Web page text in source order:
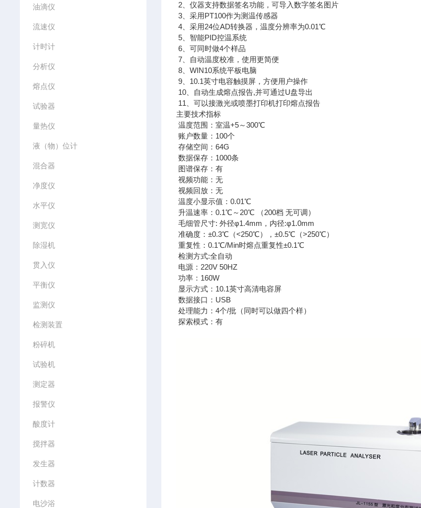
油滴仪
流速仪
计时计
分析仪
熔点仪
试验器
量热仪
液（物）位计
混合器
净度仪
水平仪
测宽仪
除湿机
贯入仪
平衡仪
监测仪
检测装置
粉碎机
试验机
测定器
报警仪
酸度计
搅拌器
发生器
计数器
电沙浴
2、仪器支持数据签名功能，可导入数字签名图片
3、采用PT100作为测温传感器
4、采用24位AD转换器，温度分辨率为0.01℃
5、智能PID控温系统
6、可同时做4个样品
7、自动温度校准，使用更简便
8、WIN10系统平板电脑
9、10.1英寸电容触摸屏，方便用户操作
10、自动生成熔点报告,并可通过U盘导出
11、可以接激光或喷墨打印机打印熔点报告
主要技术指标
温度范围：室温+5～300℃
账户数量：100个
存储空间：64G
数据保存：1000条
图谱保存：有
视频功能：无
视频回放：无
温度小显示值：0.01℃
升温速率：0.1℃～20℃ （200档 无可调）
毛细管尺寸: 外径φ1.4mm，内径:φ1.0mm
准确度：±0.3℃（<250℃），±0.5℃（>250℃）
重复性：0.1℃/Min时熔点重复性±0.1℃
检测方式:全自动
电源：220V 50HZ
功率：160W
显示方式：10.1英寸高清电容屏
数据接口：USB
处理能力：4个/批（同时可以做四个样）
探索模式：有